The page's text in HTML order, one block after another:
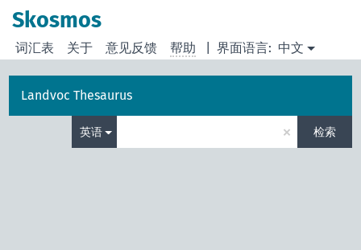
Skosmos
界面语言: 中文
词汇表 关于 意见反馈 帮助
Landvoc Thesaurus
英语 × 检索